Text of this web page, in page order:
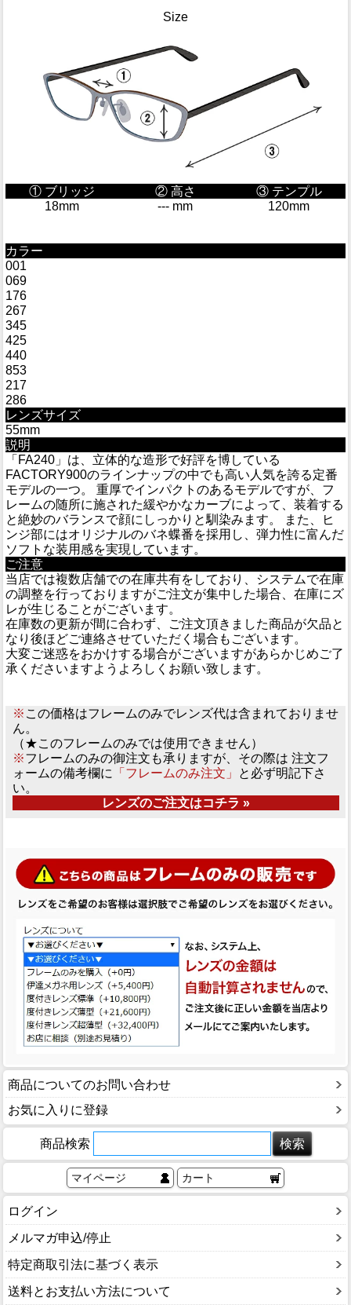
Size
① ブリッジ ② 高さ
③ テンプル
18mm
--- mm 120mm
カラー
001
069
176
267
345
425
440
853
217
286
レンズサイズ
55mm
説明
「FA240」は、立体的な造形で好評を博している
FACTORY900のラインナップの中でも高い人気を誇る定番
モデルの一つ。 重厚でインパクトのあるモデルですが、フ
レームの随所に施された緩やかなカーブによって、装着する
と絶妙のバランスで顔にしっかりと馴染みます。 また、ヒ
ンジ部にはオリジナルのバネ蝶番を採用し、弾力性に富んだ
ソフトな装用感を実現しています。
ご注意
当店では複数店舗での在庫共有をしており、システムで在庫
の調整を行っておりますがご注文が集中した場合、在庫にズ
レが生じることがございます。
在庫数の更新が間に合わず、ご注文頂きました商品が欠品と
なり後ほどご連絡させていただく場合もございます。
大変ご迷惑をおかけする場合がございますがあらかじめご了
承くださいますようよろしくお願い致します。
※ この価格はフレームのみでレンズ代は含まれておりませ
ん。
（★このフレームのみでは使用できません）
※フレームのみの御注文も承りますが、その際は 注文フ
ォームの備考欄に
「フレームのみ注文」
と必ず明記下さ
い。
レンズのご注文はコチラ »
商品についてのお問い合わせ
お気に入りに登録
商品検索
マイページ カート
ログイン
メルマガ申込/停止
特定商取引法に基づく表示
送料とお支払い方法について